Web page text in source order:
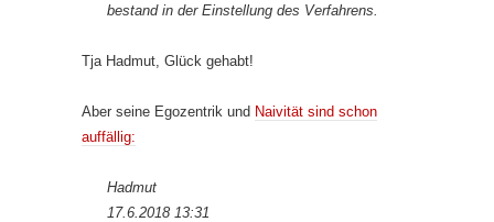
bestand in der Einstellung des Verfahrens.
Tja Hadmut, Glück gehabt!
Aber seine Egozentrik und Naivität sind schon
auffällig:
Hadmut
17.6.2018 13:31